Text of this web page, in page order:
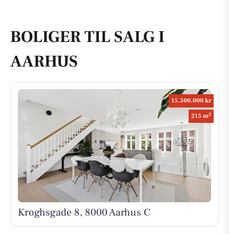
BOLIGER TIL SALG I
AARHUS
15.500.000 kr
215 m2
Kroghsgade 8, 8000 Aarhus C